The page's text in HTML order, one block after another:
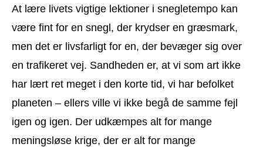
At lære livets vigtige lektioner i snegletempo kan
være fint for en snegl, der krydser en græsmark,
men det er livsfarligt for en, der bevæger sig over
en trafikeret vej. Sandheden er, at vi som art ikke
har lært ret meget i den korte tid, vi har befolket
planeten – ellers ville vi ikke begå de samme fejl
igen og igen. Der udkæmpes alt for mange
meningsløse krige, der er alt for mange